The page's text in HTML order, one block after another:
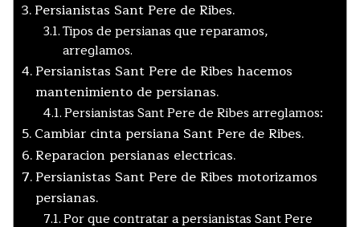
Persianistas Sant Pere de Ribes.
Tipos de persianas que reparamos,
arreglamos.
Persianistas Sant Pere de Ribes hacemos
mantenimiento de persianas.
Persianistas Sant Pere de Ribes arreglamos:
Cambiar cinta persiana Sant Pere de Ribes.
Reparacion persianas electricas.
Persianistas Sant Pere de Ribes motorizamos
persianas.
Por que contratar a persianistas Sant Pere